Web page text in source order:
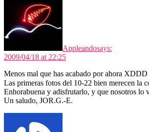
Appleandosays:
2009/04/18 at 22:25
Menos mal que has acabado por ahora XDDD
Las primeras fotos del 10-22 bien merecen la
Enhorabuena y adisfrutarlo, y que nosotros lo
Un saludo, JOR.G.-E.